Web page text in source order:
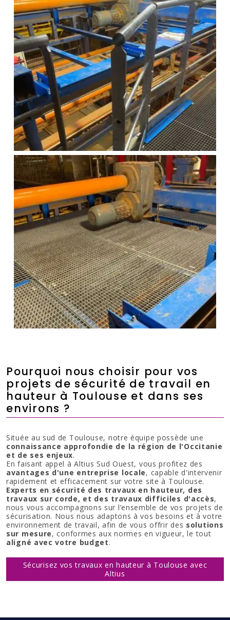
Pourquoi nous choisir pour vos
projets de sécurité de travail en
hauteur à Toulouse et dans ses
environs ?
Située au sud de Toulouse, notre équipe possède une
connaissance approfondie de la région de l'Occitanie
et de ses enjeux.
En faisant appel à Altius Sud Ouest, vous profitez des
avantages d'une entreprise locale, capable d'intervenir
rapidement et efficacement sur votre site à Toulouse.
Experts en sécurité des travaux en hauteur, des
travaux sur corde, et des travaux difficiles d'accès,
nous vous accompagnons sur l’ensemble de vos projets de
sécurisation. Nous nous adaptons à vos besoins et à votre
environnement de travail, afin de vous offrir des solutions
sur mesure, conformes aux normes en vigueur, le tout
aligné avec votre budget.
Sécurisez vos travaux en hauteur à Toulouse avec
Altius